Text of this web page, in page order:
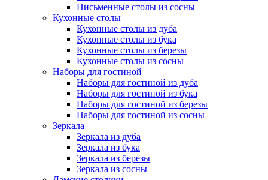
Письменные столы из сосны
Кухонные столы
Кухонные столы из дуба
Кухонные столы из бука
Кухонные столы из березы
Кухонные столы из сосны
Наборы для гостиной
Наборы для гостиной из дуба
Наборы для гостиной из бука
Наборы для гостиной из березы
Наборы для гостиной из сосны
Зеркала
Зеркала из дуба
Зеркала из бука
Зеркала из березы
Зеркала из сосны